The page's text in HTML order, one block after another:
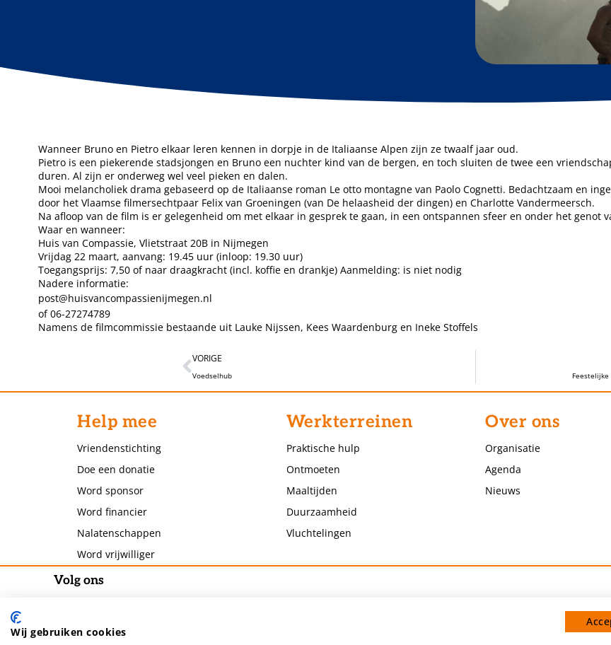
Wanneer Bruno en Pietro elkaar leren kennen in dorpje in de Italiaanse Alpen zijn ze twaalf jaar oud.
Pietro is een piekerende stadsjongen en Bruno een nuchter kind van de bergen, en toch sluiten de twee een
duren. Al zijn er onderweg wel veel pieken en dalen.
Mooi melancholiek drama gebaseerd op de Italiaanse roman Le otto montagne van Paolo Cognetti. Bedachtzaam en
door het Vlaamse filmersechtpaar Felix van Groeningen (van De helaasheid der dingen) en Charlotte Vandermeersch.
Na afloop van de film is er gelegenheid om met elkaar in gesprek te gaan, in een ontspannen sfeer en onder het genot
Waar en wanneer:
Huis van Compassie, Vlietstraat 20B in Nijmegen
Vrijdag 22 maart, aanvang: 19.45 uur (inloop: 19.30 uur)
Toegangsprijs: 7,50 of naar draagkracht (incl. koffie en drankje) Aanmelding: is niet nodig
Nadere informatie:
post@huisvancompassienijmegen.nl
of 06-27274789
Namens de filmcommissie bestaande uit Lauke Nijssen, Kees Waardenburg en Ineke Stoffels
VORIGE
Voedselhub
Help mee
Vriendenstichting
Doe een donatie
Word sponsor
Word financier
Nalatenschappen
Word vrijwilliger
Werkterreinen
Praktische hulp
Ontmoeten
Maaltijden
Duurzaamheid
Vluchtelingen
Over ons
Organisatie
Agenda
Nieuws
Volg ons
Wij gebruiken cookies